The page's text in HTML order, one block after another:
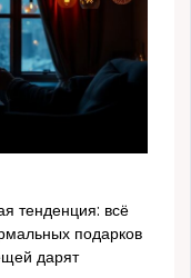
тенденция: всё
подарков
дарят